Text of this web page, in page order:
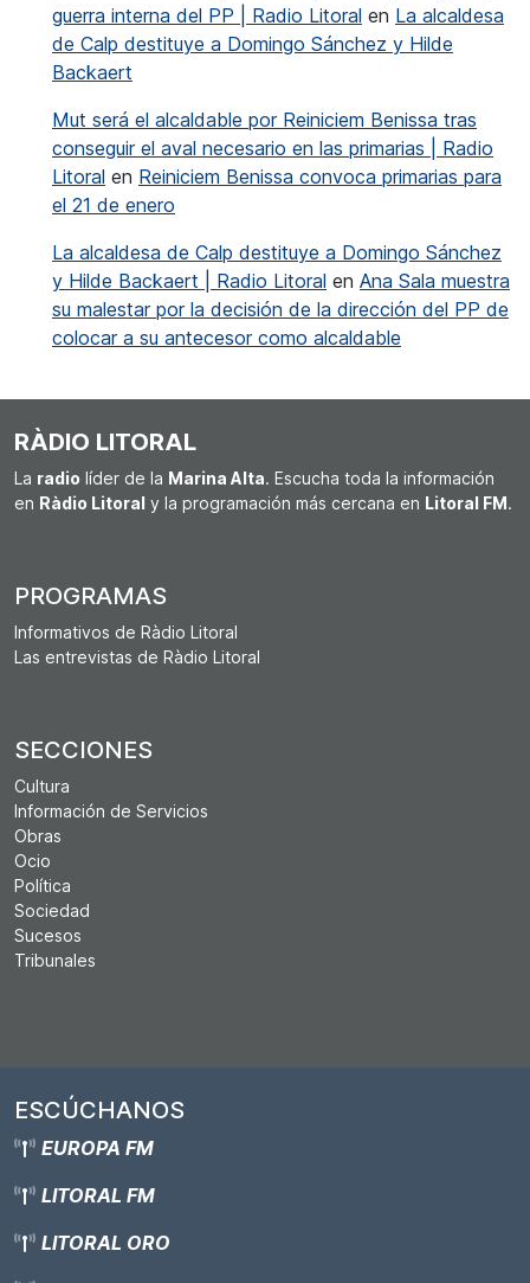
guerra interna del PP | Radio Litoral en La alcaldesa
de Calp destituye a Domingo Sánchez y Hilde
Backaert
Mut será el alcaldable por Reiniciem Benissa tras
conseguir el aval necesario en las primarias | Radio
Litoral en Reiniciem Benissa convoca primarias para
el 21 de enero
La alcaldesa de Calp destituye a Domingo Sánchez
y Hilde Backaert | Radio Litoral en Ana Sala muestra
su malestar por la decisión de la dirección del PP de
colocar a su antecesor como alcaldable
RÀDIO LITORAL
La radio líder de la Marina Alta. Escucha toda la información
en Ràdio Litoral y la programación más cercana en Litoral FM.
PROGRAMAS
Informativos de Ràdio Litoral
Las entrevistas de Ràdio Litoral
SECCIONES
Cultura
Información de Servicios
Obras
Ocio
Política
Sociedad
Sucesos
Tribunales
ESCÚCHANOS
EUROPA FM
LITORAL FM
LITORAL ORO